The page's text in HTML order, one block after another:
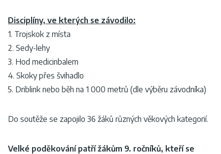
Disciplíny, ve kterých se závodilo:
1. Trojskok z místa
2. Sedy-lehy
3. Hod medicinbalem
4. Skoky přes švihadlo
5. Driblink nebo běh na 1 000 metrů (dle výběru závodníka)
Do soutěže se zapojilo 36 žáků různých věkových kategorií.
Velké poděkování patří žákům 9. ročníků, kteří se